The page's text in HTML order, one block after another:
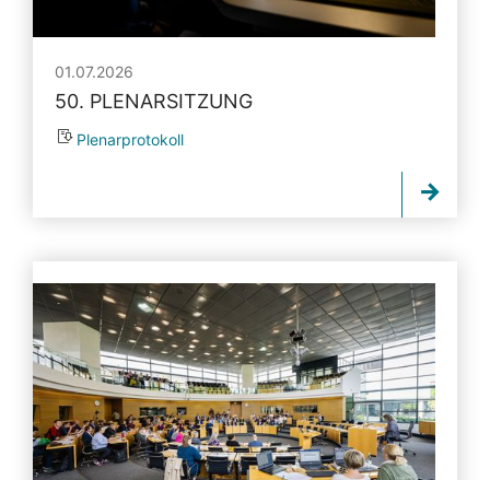
01.07.2026
50. PLENARSITZUNG
Plenarprotokoll